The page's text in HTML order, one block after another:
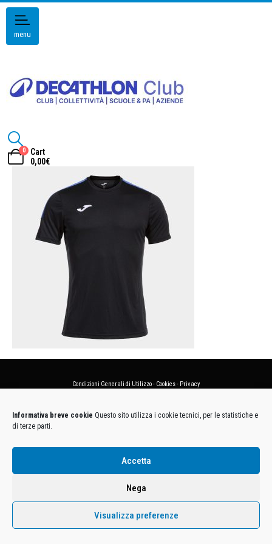
Informativa breve cookie Questo sito utilizza i cookie tecnici, per le statistiche e
di terze parti.
Accetta
Nega
Visualizza preferenze
menu
0
Cart
0,00€
Condizioni Generali di Utilizzo- Cookies- Privacy
Euro 12.500.000 i.v. - C.F. e Iscr. Reg. Imp. Monza e Brianza 02137480964 - R.E.A. MB-1370021 -
P.IVA. 11005760159 - Direzione e coordinamento art. 2497 C.C. DECATHLON SA, Villeneuve